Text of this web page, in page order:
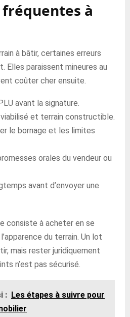
à
à bâtir, certaines erreurs
Elles paraissent mineures au
coûter cher ensuite.
avant la signature.
et terrain constructible.
le bornage et les limites
orales du vendeur ou
avant d’envoyer une
consiste à acheter en se
du terrain. Un lot
mais rester juridiquement
n’est pas sécurisé.
: Les étapes à suivre pour